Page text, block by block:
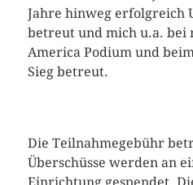
Jahre hinweg erfolgreich
betreut und mich u.a. bei
America Podium und
Sieg betreut.
Die Teilnahmegebühr
Überschüsse werden an
Einrichtung gespendet.